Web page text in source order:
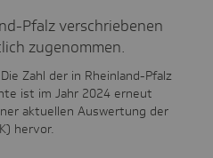
Pfalz verschriebenen
zugenommen.
Zahl der in Rheinland-Pfalz
ist im Jahr 2024 erneut
aktuellen Auswertung der
hervor.